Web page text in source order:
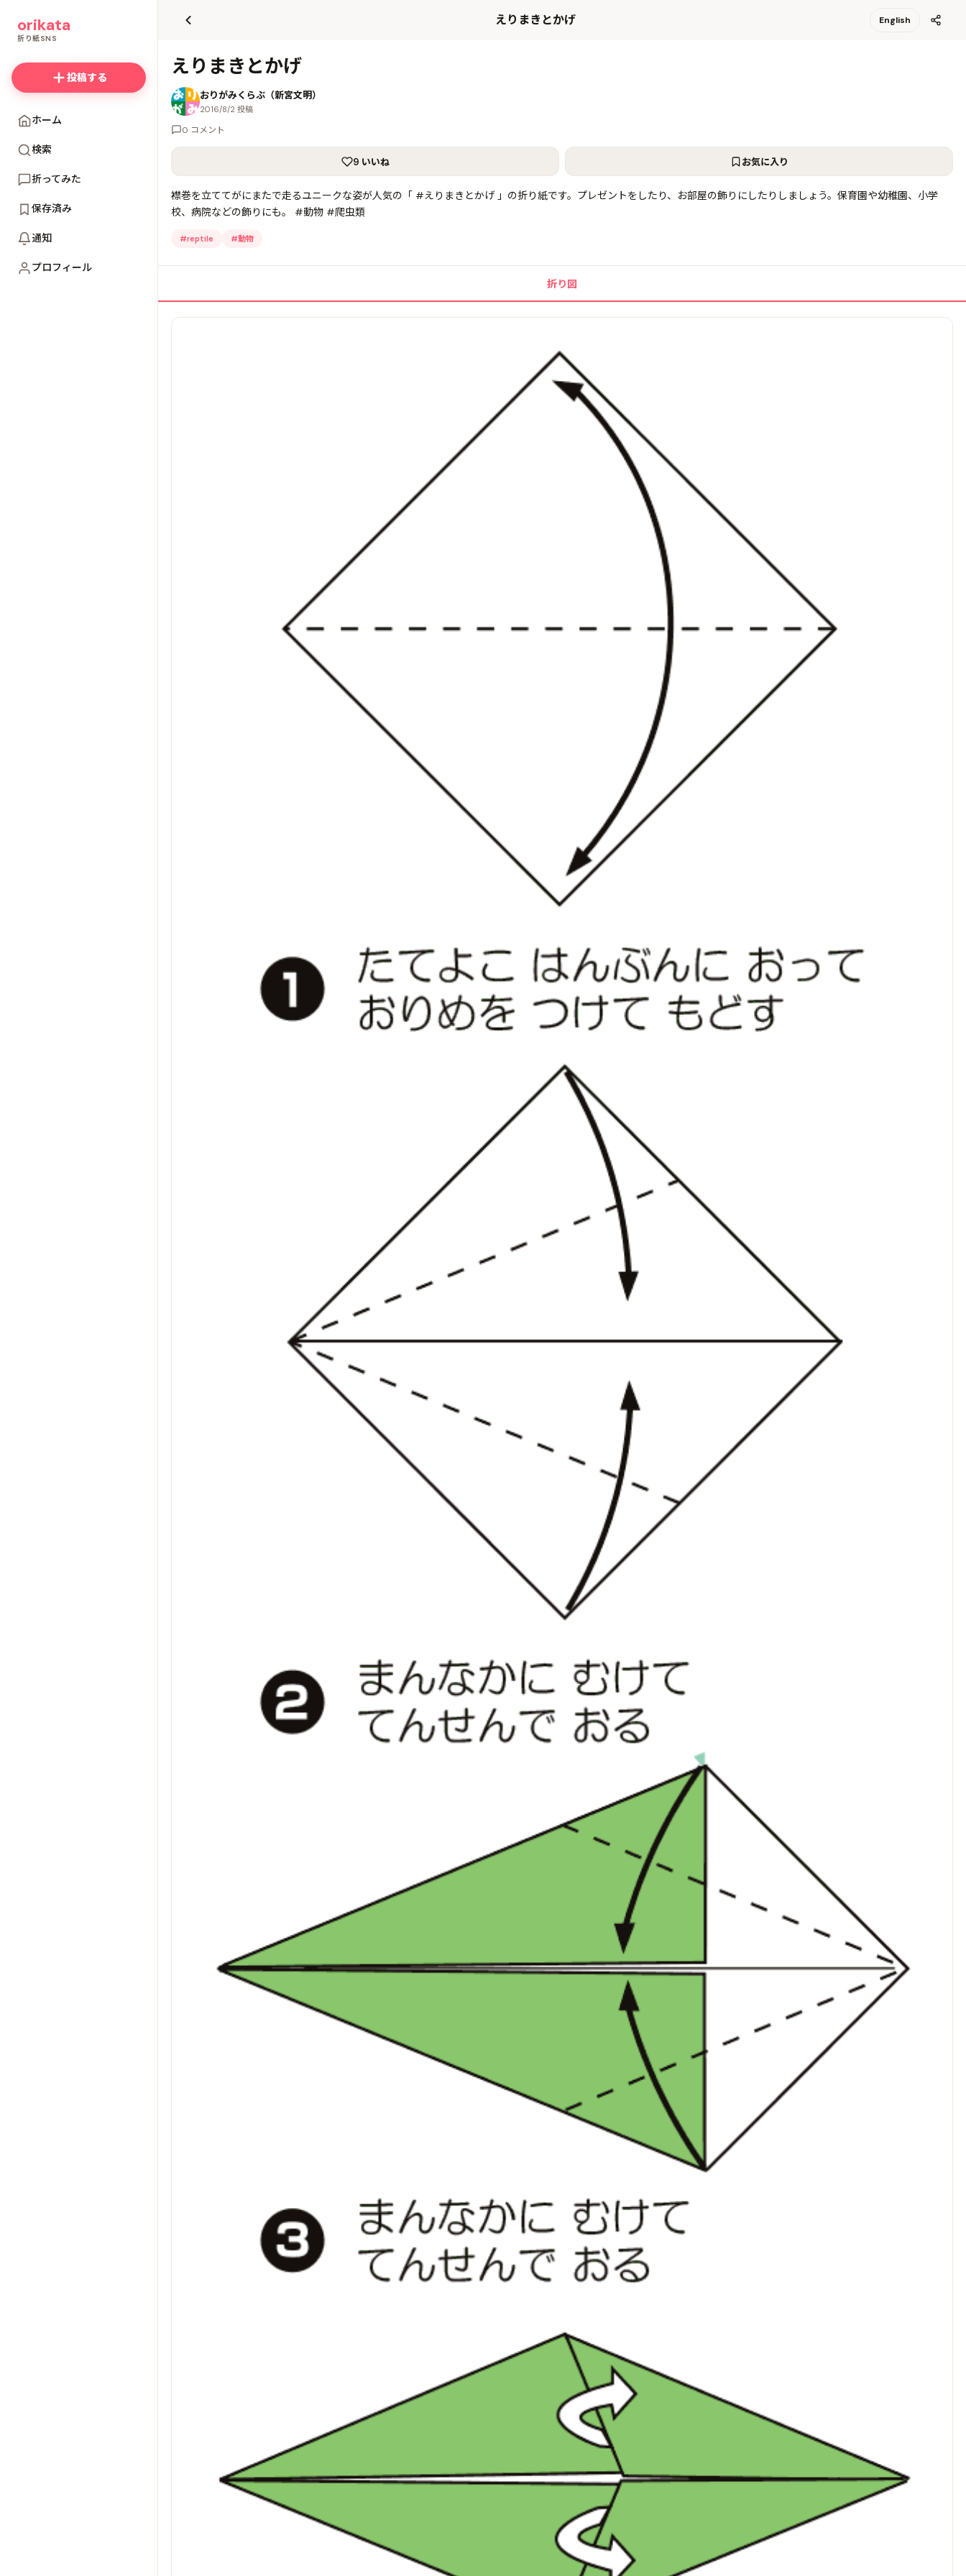
えりまきとかげ English
えりまきとかげ
おりがみくらぶ（新宮文明）
2016/8/2 投稿
0 コメント
9 いいね お気に入り
襟巻を立ててがにまたで走るユニークな姿が人気の「 #えりまきとかげ 」の折り紙です。プレゼントをしたり、お部屋の飾りにしたりしましょう。保育園や幼稚園、小学
校、病院などの飾りにも。 #動物 #爬虫類
#reptile #動物
折り図
orikata
折り紙SNS
投稿する
ホーム
検索
折ってみた
保存済み
通知
プロフィール